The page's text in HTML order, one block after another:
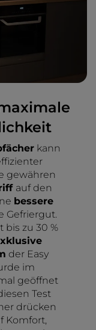
kann
gewähren
auf den
bessere
Gefriergut.
bis zu 30 %
der Easy
im
geöffnet
Test
drücken
Komfort,